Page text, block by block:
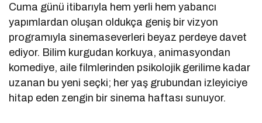
Cuma günü itibarıyla hem yerli hem yabancı
yapımlardan oluşan oldukça geniş bir vizyon
programıyla sinemaseverleri beyaz perdeye davet
ediyor. Bilim kurgudan korkuya, animasyondan
komediye, aile filmlerinden psikolojik gerilime kadar
uzanan bu yeni seçki; her yaş grubundan izleyiciye
hitap eden zengin bir sinema haftası sunuyor.